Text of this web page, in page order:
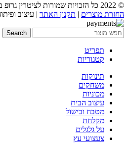
© 2022 כל הזכויות שמורות לציטרין גרופ בע״מ |
החזרת מוצרים | תקנון האתר | עיצוב
Search
תפריט
קטגוריות
תינוקות
משחקים
מכוניות
עיצוב הבית
מטבח ובישול
מקלחת
על גלגלים
צעצועי עץ